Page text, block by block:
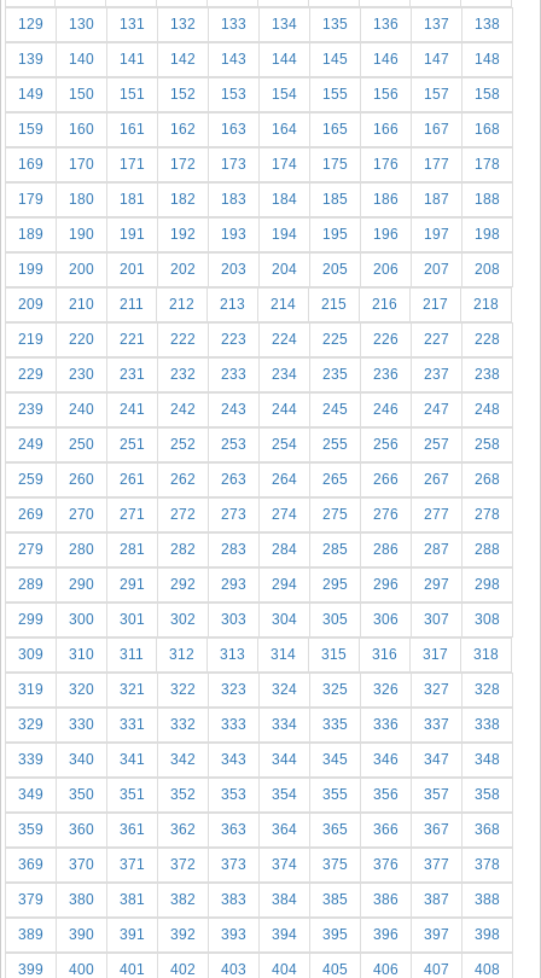
129 130 131 132 133 134 135 136 137 138
139 140 141 142 143 144 145 146 147 148
149 150 151 152 153 154 155 156 157 158
159 160 161 162 163 164 165 166 167 168
169 170 171 172 173 174 175 176 177 178
179 180 181 182 183 184 185 186 187 188
189 190 191 192 193 194 195 196 197 198
199 200 201 202 203 204 205 206 207 208
209 210 211 212 213 214 215 216 217 218
219 220 221 222 223 224 225 226 227 228
229 230 231 232 233 234 235 236 237 238
239 240 241 242 243 244 245 246 247 248
249 250 251 252 253 254 255 256 257 258
259 260 261 262 263 264 265 266 267 268
269 270 271 272 273 274 275 276 277 278
279 280 281 282 283 284 285 286 287 288
289 290 291 292 293 294 295 296 297 298
299 300 301 302 303 304 305 306 307 308
309 310 311 312 313 314 315 316 317 318
319 320 321 322 323 324 325 326 327 328
329 330 331 332 333 334 335 336 337 338
339 340 341 342 343 344 345 346 347 348
349 350 351 352 353 354 355 356 357 358
359 360 361 362 363 364 365 366 367 368
369 370 371 372 373 374 375 376 377 378
379 380 381 382 383 384 385 386 387 388
389 390 391 392 393 394 395 396 397 398
399 400 401 402 403 404 405 406 407 408